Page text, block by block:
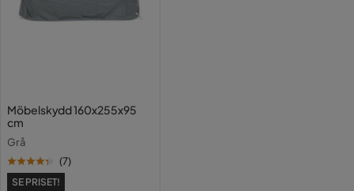
Möbelskydd 160x255x95
cm
Grå
(7)
SE PRISET!